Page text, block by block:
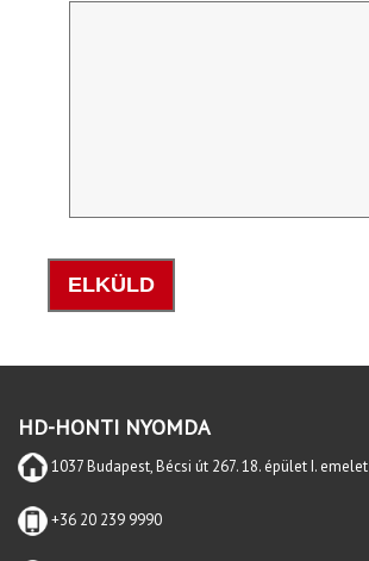
HD-HONTI NYOMDA
1037 Budapest, Bécsi út 267. 18. épület I. emelet
+36 20 239 9990